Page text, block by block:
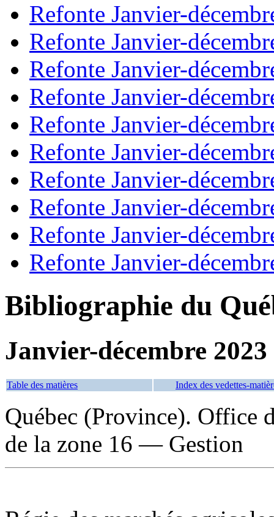
Refonte Janvier-
Refonte Janvier-
Refonte Janvier-
Refonte Janvier-
Refonte Janvier-
Refonte Janvier-
Refonte Janvier-
Refonte Janvier-
Refonte Janvier-
Refonte Janvier-
Bibliographie du
Janvier-décembre 2023
Table des matières Index des vedettes-
Québec (Province). Office
de la zone 16 — Gestion